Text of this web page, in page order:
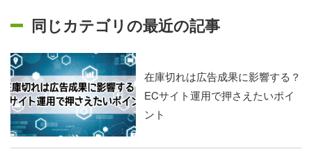
同じカテゴリの最近の記事
在庫切れは広告成果に影響する？
ECサイト運用で押さえたいポイ
ント